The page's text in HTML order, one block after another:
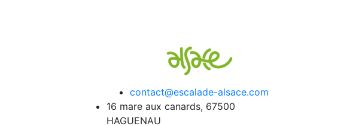
contact@escalade-alsace.com
16 mare aux canards, 67500
HAGUENAU